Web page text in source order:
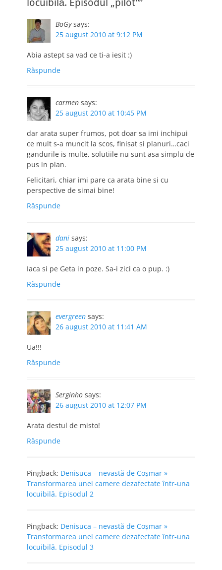
locuibilă. Episodul „pilot””
BoGy says:
25 august 2010 at 9:12 PM
Abia astept sa vad ce ti-a iesit :)
Răspunde
carmen says:
25 august 2010 at 10:45 PM
dar arata super frumos, pot doar sa imi inchipui
ce mult s-a muncit la scos, finisat si planuri…caci
gandurile is multe, solutiile nu sunt asa simplu de
pus in plan.
Felicitari, chiar imi pare ca arata bine si cu
perspective de simai bine!
Răspunde
dani says:
25 august 2010 at 11:00 PM
Iaca si pe Geta in poze. Sa-i zici ca o pup. :)
Răspunde
evergreen says:
26 august 2010 at 11:41 AM
Ua!!!
Răspunde
Serginho says:
26 august 2010 at 12:07 PM
Arata destul de misto!
Răspunde
Pingback: Denisuca – nevastă de Coşmar »
Transformarea unei camere dezafectate într-una
locuibilă. Episodul 2
Pingback: Denisuca – nevastă de Coşmar »
Transformarea unei camere dezafectate într-una
locuibilă. Episodul 3